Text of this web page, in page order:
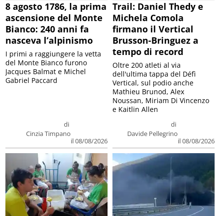
8 agosto 1786, la prima
ascensione del Monte
Bianco: 240 anni fa
nasceva l’alpinismo
di
Cinzia Timpano
il 08/08/2026
I primi a raggiungere la vetta
del Monte Bianco furono
Jacques Balmat e Michel
Gabriel Paccard
Trail: Daniel Thedy e
Michela Comola
firmano il Vertical
Brusson-Bringuez a
tempo di record
di
Davide Pellegrino
il 08/08/2026
Oltre 200 atleti al via
dell'ultima tappa del Défì
Vertical, sul podio anche
Mathieu Brunod, Alex
Noussan, Miriam Di Vincenzo
e Kaitlin Allen